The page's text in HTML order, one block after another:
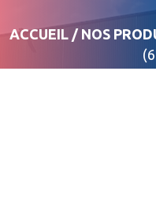
ACCUEIL / NOS